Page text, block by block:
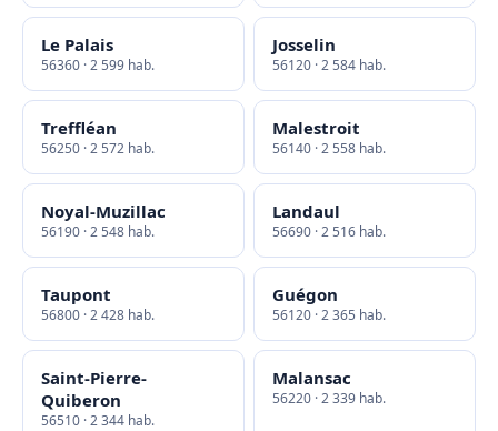
Le Palais
56360 · 2 599 hab.
Josselin
56120 · 2 584 hab.
Treffléan
56250 · 2 572 hab.
Malestroit
56140 · 2 558 hab.
Noyal-Muzillac
56190 · 2 548 hab.
Landaul
56690 · 2 516 hab.
Taupont
56800 · 2 428 hab.
Guégon
56120 · 2 365 hab.
Saint-Pierre-
Quiberon
56510 · 2 344 hab.
Malansac
56220 · 2 339 hab.